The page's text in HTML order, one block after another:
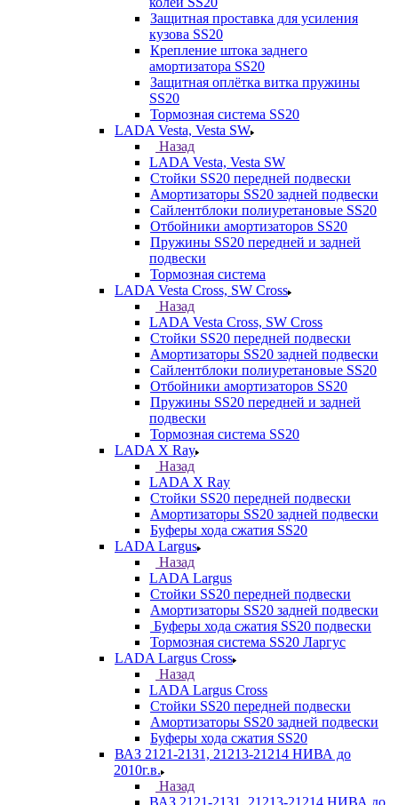
Защитная проставка для усиления
кузова SS20
Крепление штока заднего
амортизатора SS20
Защитная оплётка витка пружины
SS20
Тормозная система SS20
LADA Vesta, Vesta SW
Назад
LADA Vesta, Vesta SW
Стойки SS20 передней подвески
Амортизаторы SS20 задней подвески
Сайлентблоки полиуретановые SS20
Отбойники амортизаторов SS20
Пружины SS20 передней и задней
подвески
Тормозная система
LADA Vesta Cross, SW Cross
Назад
LADA Vesta Cross, SW Cross
Стойки SS20 передней подвески
Амортизаторы SS20 задней подвески
Сайлентблоки полиуретановые SS20
Отбойники амортизаторов SS20
Пружины SS20 передней и задней
подвески
Тормозная система SS20
LADA X Ray
Назад
LADA X Ray
Стойки SS20 передней подвески
Амортизаторы SS20 задней подвески
Буферы хода сжатия SS20
LADA Largus
Назад
LADA Largus
Стойки SS20 передней подвески
Амортизаторы SS20 задней подвески
Буферы хода сжатия SS20 подвески
Тормозная система SS20 Ларгус
LADA Largus Cross
Назад
LADA Largus Cross
Стойки SS20 передней подвески
Амортизаторы SS20 задней подвески
Буферы хода сжатия SS20
ВАЗ 2121-2131, 21213-21214 НИВА до
2010г.в.
Назад
ВАЗ 2121-2131, 21213-21214 НИВА до